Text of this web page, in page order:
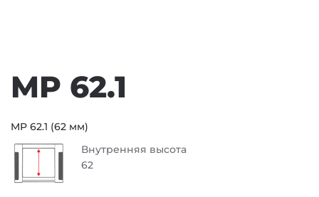
MP 62.1
MP 62.1 (62 мм)
Внутренняя высота
62